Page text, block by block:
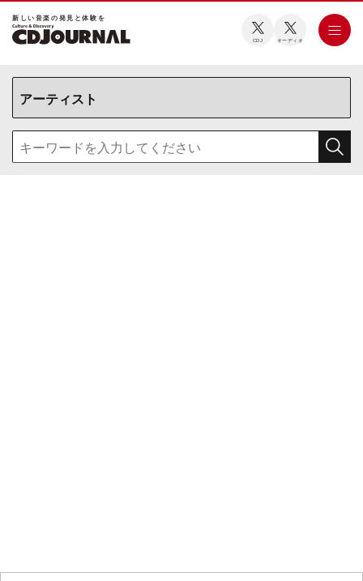
新しい⾳楽の発⾒と体験を
CDJ オーディオ